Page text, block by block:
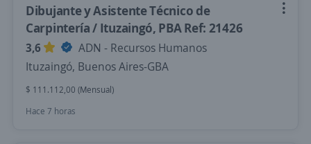
Dibujante y Asistente Técnico de
Carpintería / Ituzaingó, PBA Ref: 21426
3,6
ADN - Recursos Humanos
Ituzaingó, Buenos Aires-GBA
$ 111.112,00 (Mensual)
Hace 7 horas